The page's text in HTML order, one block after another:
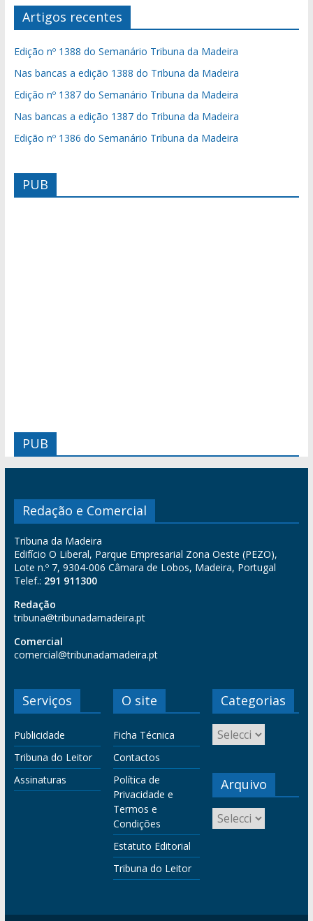
Artigos recentes
Edição nº 1388 do Semanário Tribuna da Madeira
Nas bancas a edição 1388 do Tribuna da Madeira
Edição nº 1387 do Semanário Tribuna da Madeira
Nas bancas a edição 1387 do Tribuna da Madeira
Edição nº 1386 do Semanário Tribuna da Madeira
PUB
PUB
Redação e Comercial
Tribuna da Madeira
Edifício O Liberal, Parque Empresarial Zona Oeste (PEZO),
Lote n.º 7, 9304-006 Câmara de Lobos, Madeira, Portugal
Telef.: 291 911300
Redação
tribuna@tribunadamadeira.pt
Comercial
comercial@tribunadamadeira.pt
Serviços
Publicidade
Tribuna do Leitor
Assinaturas
O site
Ficha Técnica
Contactos
Política de
Privacidade e
Termos e
Condições
Estatuto Editorial
Tribuna do Leitor
Categorias
Arquivo